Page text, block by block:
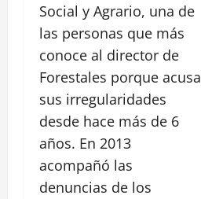
Social y Agrario, una de
las personas que más
conoce al director de
Forestales porque acusa
sus irregularidades
desde hace más de 6
años. En 2013
acompañó las
denuncias de los